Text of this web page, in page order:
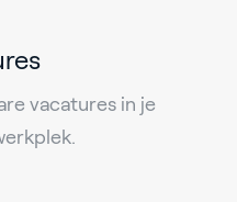
vacatures in je